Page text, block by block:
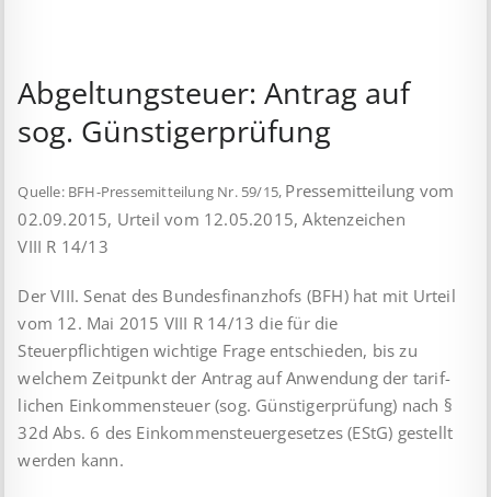
Abgeltungsteuer: Antrag auf
sog. Günstigerprüfung
Quelle: BFH-Pressemitteilung Nr. 59/15, Pressemitteilung vom
02.09.2015, Urteil vom 12.05.2015, Aktenzeichen
VIII R 14/13
Der VIII. Senat des Bundesfinanzhofs (BFH) hat mit Urteil
vom 12. Mai 2015 VIII R 14/13 die für die
Steuerpflichtigen wichtige Frage entschieden, bis zu
welchem Zeit­punkt der Antrag auf Anwendung der tarif­
lichen Einkommensteuer (sog. Günstigerprüfung) nach §
32d Abs. 6 des Einkommensteuergesetzes (EStG) gestellt
werden kann.